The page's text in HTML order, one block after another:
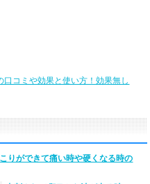
口コミや効果と使い方！効果無し
りができて痛い時や硬くなる時の